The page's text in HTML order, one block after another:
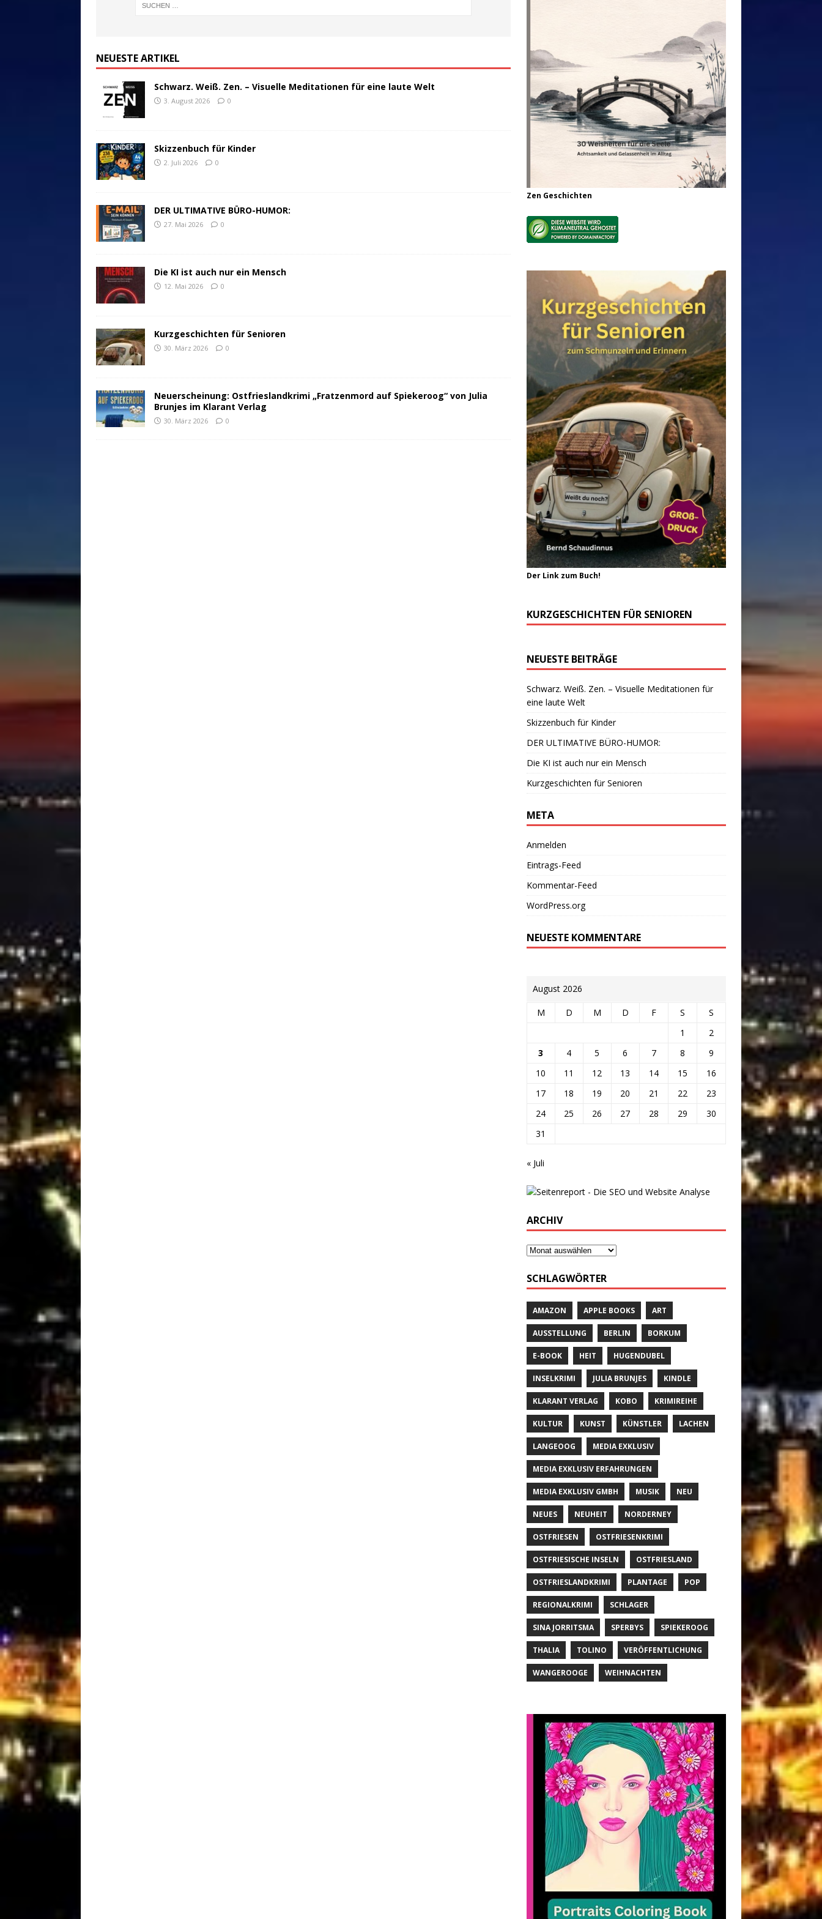
NEUESTE ARTIKEL
Schwarz. Weiß. Zen. – Visuelle Meditationen für eine laute Welt
3. August 2026 0
Skizzenbuch für Kinder
2. Juli 2026 0
DER ULTIMATIVE BÜRO-HUMOR:
27. Mai 2026 0
Die KI ist auch nur ein Mensch
12. Mai 2026 0
Kurzgeschichten für Senioren
30. März 2026 0
Neuerscheinung: Ostfrieslandkrimi „Fratzenmord auf Spiekeroog“ von Julia
Brunjes im Klarant Verlag
30. März 2026 0
Zen Geschichten
Der Link zum Buch!
KURZGESCHICHTEN FÜR SENIOREN
NEUESTE BEITRÄGE
Schwarz. Weiß. Zen. – Visuelle Meditationen für
eine laute Welt
Skizzenbuch für Kinder
DER ULTIMATIVE BÜRO-HUMOR:
Die KI ist auch nur ein Mensch
Kurzgeschichten für Senioren
META
Anmelden
Eintrags-Feed
Kommentar-Feed
WordPress.org
NEUESTE KOMMENTARE
August 2026
M D M D F S
S
1
2
3
4 5 6 7 8
9
10
11 12 13 14 15
16
17
18 19 20 21 22
23
24
25 26 27 28 29
30
31
« Juli
ARCHIV
SCHLAGWÖRTER
AMAZON APPLE BOOKS ART
AUSSTELLUNG BERLIN BORKUM
E-BOOK HEIT HUGENDUBEL
INSELKRIMI JULIA BRUNJES KINDLE
KLARANT VERLAG KOBO KRIMIREIHE
KULTUR KUNST KÜNSTLER LACHEN
LANGEOOG MEDIA EXKLUSIV
MEDIA EXKLUSIV ERFAHRUNGEN
MEDIA EXKLUSIV GMBH MUSIK NEU
NEUES NEUHEIT NORDERNEY
OSTFRIESEN OSTFRIESENKRIMI
OSTFRIESISCHE INSELN OSTFRIESLAND
OSTFRIESLANDKRIMI PLANTAGE POP
REGIONALKRIMI SCHLAGER
SINA JORRITSMA SPERBYS SPIEKEROOG
THALIA TOLINO VERÖFFENTLICHUNG
WANGEROOGE WEIHNACHTEN